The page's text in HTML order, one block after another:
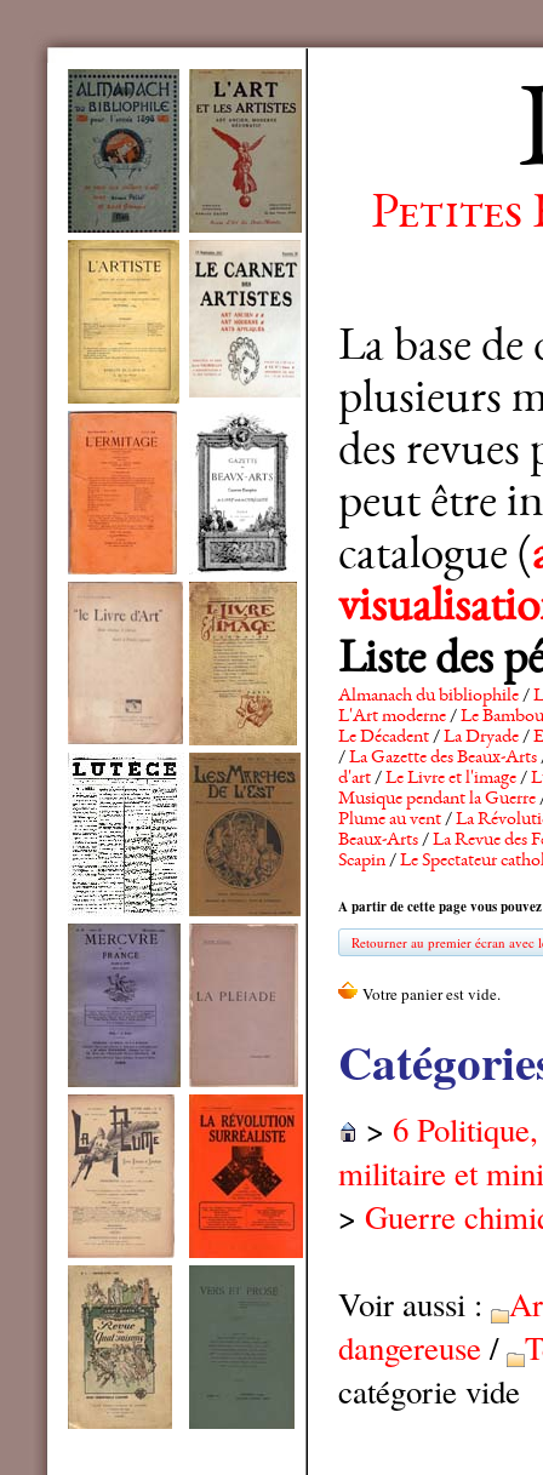
Petites
La base
plusieurs
des revues
peut être
catalogue (
Liste des
Almanach du bibliophile/
L'Art moderne/Le Bambou
Le Décadent/La Dryade/
/La Gazette des Beaux-Arts
d'art/Le Livre et l'image/
Musique pendant la Guerre
Plume au vent/La
Beaux-Arts/La Revue des
Scapin/Le Spectateur
A partir de cette page vous
Retourner au premier écran avec
> 6
militaire et
> Guerre
Voir aussi :
dangereuse/
catégorie vide